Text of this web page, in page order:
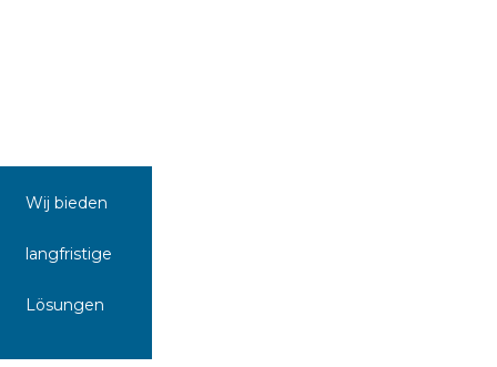
Wij bieden
langfristige
Lösungen